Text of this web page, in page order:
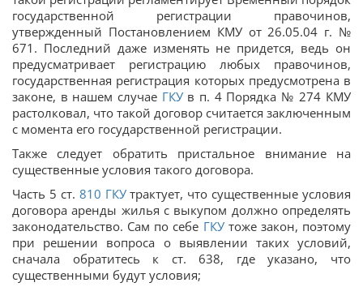
государственной регистрации правочинов,
утвержденный Постановлением КМУ от 26.05.04 г. №
671. Последний даже изменять не придется, ведь он
предусматривает регистрацию любых правочинов,
государственная регистрация которых предусмотрена в
законе, в нашем случае ГКУв п. 4 Порядка № 274 КМУ
растолковал, что такой договор считается заключенным
с момента его государственной регистрации.
Также следует обратить пристальное внимание на
существенные условия такого договора.
Часть 5 ст. 810 ГКУтрактует, что существенные условия
договора аренды жилья с выкупом должно определять
законодательство. Сам по себе ГКУтоже закон, поэтому
при решении вопроса о выявлении таких условий,
сначала обратитесь к ст. 638, где указано, что
существенными будут условия;